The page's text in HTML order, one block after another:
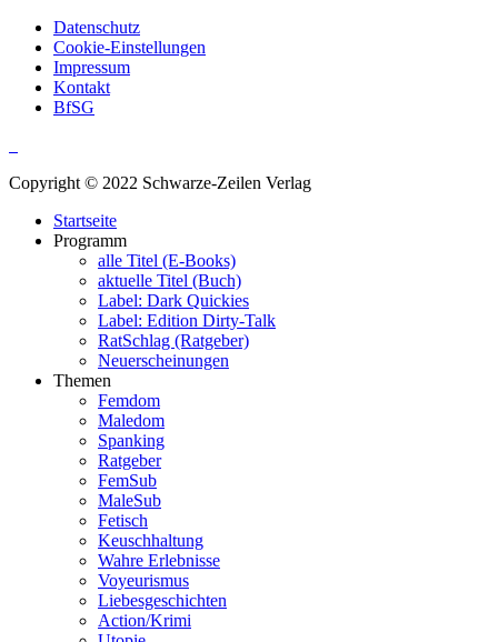
Datenschutz
Cookie-Einstellungen
Impressum
Kontakt
BfSG
Copyright © 2022 Schwarze-Zeilen Verlag
Startseite
Programm
alle Titel (E-Books)
aktuelle Titel (Buch)
Label: Dark Quickies
Label: Edition Dirty-Talk
RatSchlag (Ratgeber)
Neuerscheinungen
Themen
Femdom
Maledom
Spanking
Ratgeber
FemSub
MaleSub
Fetisch
Keuschhaltung
Wahre Erlebnisse
Voyeurismus
Liebesgeschichten
Action/Krimi